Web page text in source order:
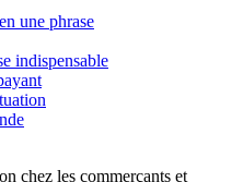
une phrase
indispensable
chez les commerçants et